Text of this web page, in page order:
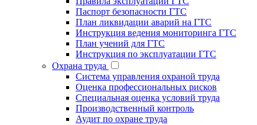
Паспорт безопасности ГТС
План ликвидации аварий на ГТС
Инструкция ведения мониторинга ГТС
План учений для ГТС
Инструкция по эксплуатации ГТС
Охрана труда
Система управления охраной труда
Оценка профессиональных рисков
Специальная оценка условий труда
Производственный контроль
Аудит по охране труда